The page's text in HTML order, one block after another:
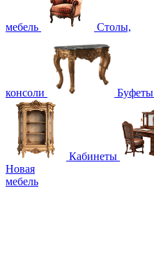
мебель Столы,
консоли Буфеты
Кабинеты
Новая
мебель